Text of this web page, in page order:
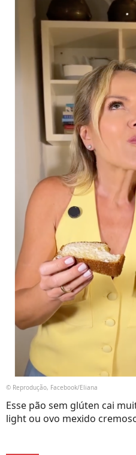
© Reprodução, Facebook/Eliana
Esse pão sem glúten cai
light ou ovo mexido